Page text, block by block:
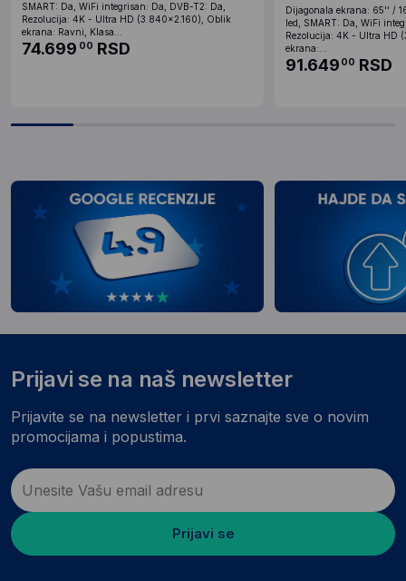
SMART: Da, WiFi integrisan: Da, DVB-T2: Da,
Rezolucija: 4K - Ultra HD (3.840x2.160), Oblik
ekrana: Ravni, Klasa...
74.699 00 RSD
Dijagonala ekrana: 65'' /
led, SMART: Da, WiFi
Rezolucija: 4K - Ultra HD
ekrana:...
91.649 00 RSD
Prijavi se na naš newsletter
Prijavite se na newsletter i prvi saznajte sve o novim
promocijama i popustima.
Prijavi se